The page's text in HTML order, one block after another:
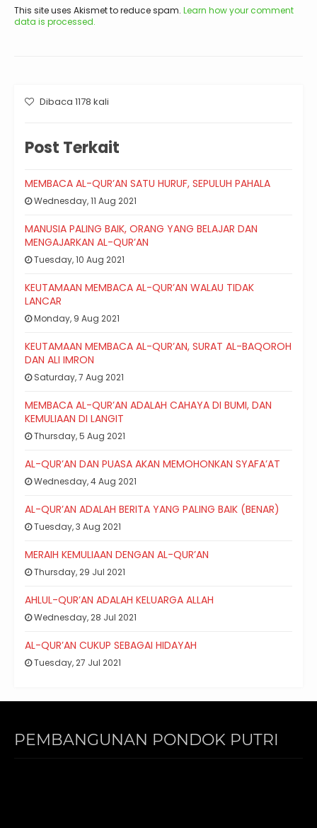
This site uses Akismet to reduce spam. Learn how your comment
data is processed.
Dibaca 1178 kali
Post Terkait
MEMBACA AL-QUR’AN SATU HURUF, SEPULUH PAHALA
Wednesday, 11 Aug 2021
MANUSIA PALING BAIK, ORANG YANG BELAJAR DAN
MENGAJARKAN AL-QUR’AN
Tuesday, 10 Aug 2021
KEUTAMAAN MEMBACA AL-QUR’AN WALAU TIDAK
LANCAR
Monday, 9 Aug 2021
KEUTAMAAN MEMBACA AL-QUR’AN, SURAT AL-BAQOROH
DAN ALI IMRON
Saturday, 7 Aug 2021
MEMBACA AL-QUR’AN ADALAH CAHAYA DI BUMI, DAN
KEMULIAAN DI LANGIT
Thursday, 5 Aug 2021
AL-QUR’AN DAN PUASA AKAN MEMOHONKAN SYAFA’AT
Wednesday, 4 Aug 2021
AL-QUR’AN ADALAH BERITA YANG PALING BAIK (BENAR)
Tuesday, 3 Aug 2021
MERAIH KEMULIAAN DENGAN AL-QUR’AN
Thursday, 29 Jul 2021
AHLUL-QUR’AN ADALAH KELUARGA ALLAH
Wednesday, 28 Jul 2021
AL-QUR’AN CUKUP SEBAGAI HIDAYAH
Tuesday, 27 Jul 2021
PEMBANGUNAN PONDOK PUTRI